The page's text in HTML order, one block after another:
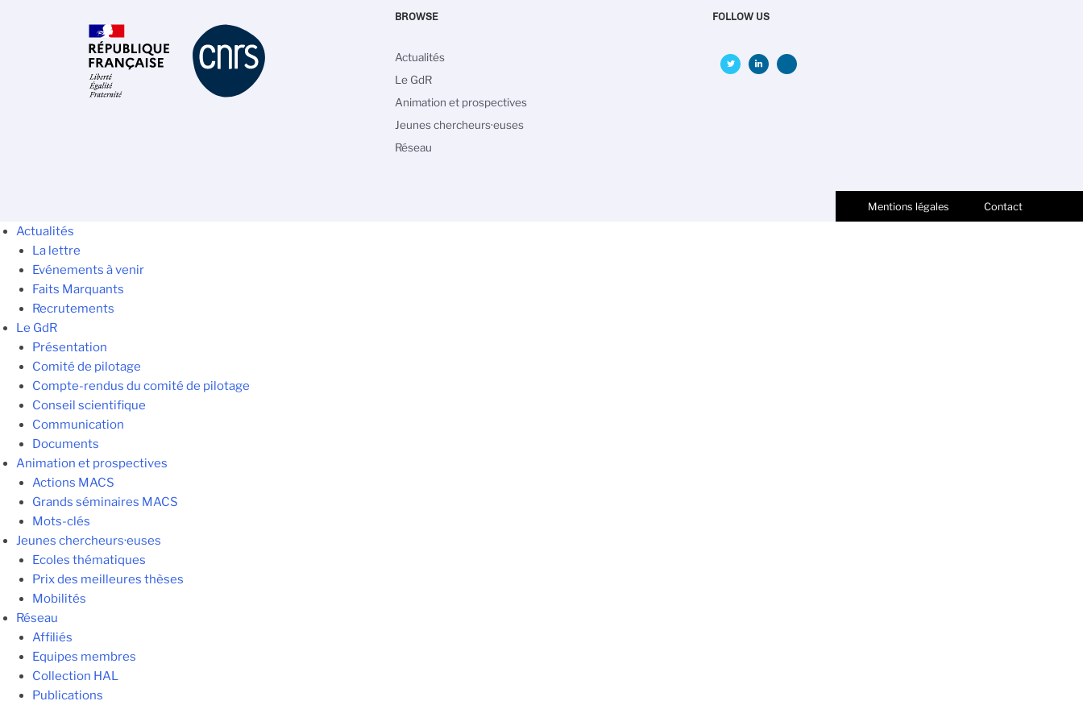
BROWSE
Navigation
principale
Actualités
Le GdR
Animation et prospectives
Jeunes chercheurs·euses
Réseau
FOLLOW US
Mentions légales Contact
Actualités
La lettre
Evénements à venir
Faits Marquants
Recrutements
Le GdR
Présentation
Comité de pilotage
Compte-rendus du comité de pilotage
Conseil scientifique
Communication
Documents
Animation et prospectives
Actions MACS
Grands séminaires MACS
Mots-clés
Jeunes chercheurs·euses
Ecoles thématiques
Prix des meilleures thèses
Mobilités
Réseau
Affiliés
Equipes membres
Collection HAL
Publications